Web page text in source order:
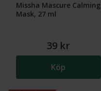
Missha Mascure Calming
Mask, 27 ml
39 kr
Köp